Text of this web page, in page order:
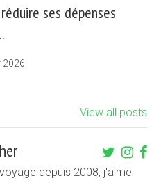
ses dépenses
2026
View all posts
depuis 2008, j'aime